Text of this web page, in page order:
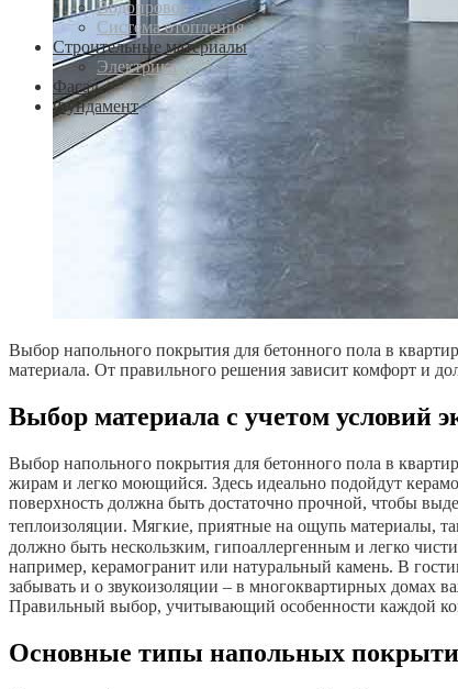
Водопровод
Система отопления
Строительные материалы
Электрика
Фасад
Фундамент
Выбор напольного покрытия для бетонного пола в
материала. От правильного решения зависит комфорт и
Выбор материала с учетом условий
Выбор напольного покрытия для бетонного пола в
жирам и легко моющийся. Здесь идеально подойдут
поверхность должна быть достаточно прочной, чтобы
теплоизоляции. Мягкие, приятные на ощупь материалы,
должно быть нескользким, гипоаллергенным и легко
например, керамогранит или натуральный камень. В
забывать и о звукоизоляции – в многоквартирных домах
Правильный выбор, учитывающий особенности каждой
Основные типы напольных